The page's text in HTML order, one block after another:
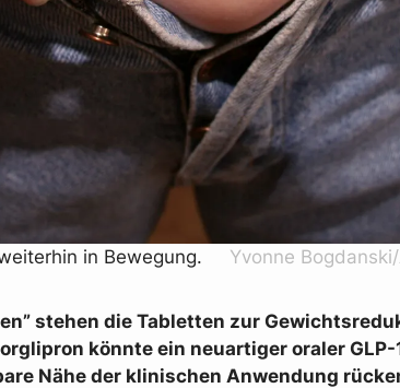
in Bewegung. Yvonne
stehen die Tabletten zur
könnte ein neuartiger oraler GLP-
Nähe der klinischen Anwendung